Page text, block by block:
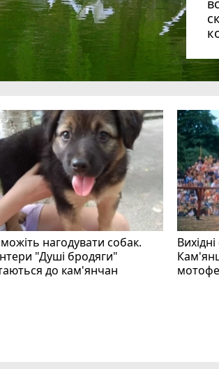
нагодувати собак.
"Душі бродяги"
до кам'янчан